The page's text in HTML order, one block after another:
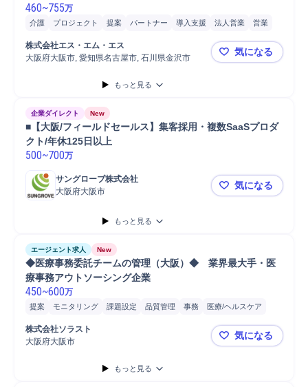
460~755万
介護 プロジェクト 提案 パートナー 導入支援 法人営業
営業
オンボーディング
株式会社エス・エム・エス
大阪府大阪市, 愛知県名古屋市, 石川県金沢市
【東証プラ
気になる
もっと見る
企業ダイレクト New
■【大阪/フィールドセールス】集客採用・複数SaaSプロダ
クト/年休125日以上
500~700万
サングローブ株式会社
大阪府大阪市
■【大阪/フ
気になる
もっと見る
エージェント求人 New
◆医療事務委託チームの管理（大阪）◆　業界最大手・医
療事務アウトソーシング企業
450~600万
提案 モニタリング 課題設定 品質管理 事務
医療/ヘルスケア
マネジメント
株式会社ソラスト
大阪府大阪市
◆医療事務
気になる
もっと見る